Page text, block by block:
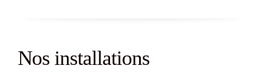
Nos installations